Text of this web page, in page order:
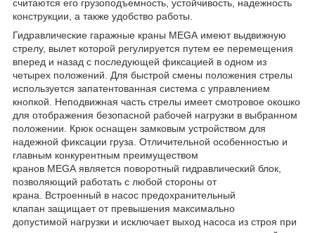
считаются его грузоподъемность, устойчивость, надежность
конструкции, а также удобство работы.
Гидравлические гаражные краны MEGA имеют выдвижную
стрелу, вылет которой регулируется путем ее перемещения
вперед и назад с последующей фиксацией в одном из
четырех положений. Для быстрой смены положения стрелы
используется запатентованная система с управлением
кнопкой. Неподвижная часть стрелы имеет смотровое окошко
для отображения безопасной рабочей нагрузки в выбранном
положении. Крюк оснащен замковым устройством для
надежной фиксации груза. Отличительной особенностью и
главным конкурентным преимуществом
кранов MEGA является поворотный гидравлический блок,
позволяющий работать с любой стороны от
крана. Встроенный в насос предохранительный
клапан защищает от превышения максимально
допустимой нагрузки и исключает выход насоса из строя при